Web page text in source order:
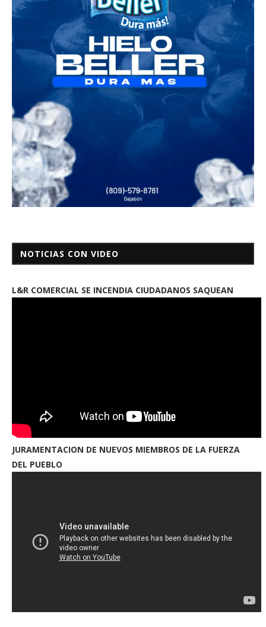
NOTICIAS CON VIDEO
L&R COMERCIAL SE INCENDIA CIUDADANOS SAQUEAN
JURAMENTACION DE NUEVOS MIEMBROS DE LA FUERZA
DEL PUEBLO